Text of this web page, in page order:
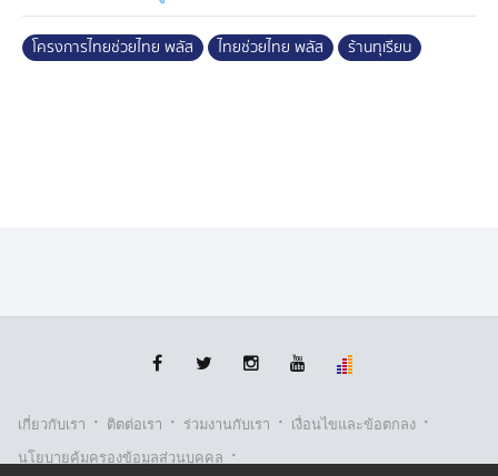
โครงการไทยช่วยไทย พลัส ไทยช่วยไทย พลัส ร้านทุเรียน
เกี่ยวกับเรา · ติตต่อเรา · ร่วมงานกับเรา · เงื่อนไขและข้อตกลง ·
นโยบายคุ้มครองข้อมูลส่วนบุคคล ·